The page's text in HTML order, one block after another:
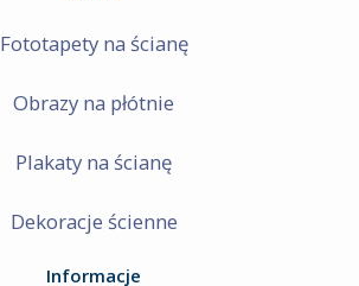
Fototapety na ścianę
Obrazy na płótnie
Plakaty na ścianę
Dekoracje ścienne
Informacje